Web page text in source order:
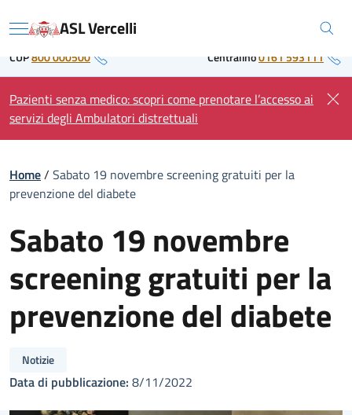
to Regione Piemonte
Menu ASL Vercelli
CUP800 000500 Centralino0161 593111
Pazienti senza medico: scopri come prenotare l’accesso ai
servizi degli Ambulatori distrettuali
Home/ Sabato 19 novembre screening gratuiti per la
prevenzione del diabete
Sabato 19 novembre
screening gratuiti per la
prevenzione del diabete
Notizie
Data di pubblicazione: 8/11/2022